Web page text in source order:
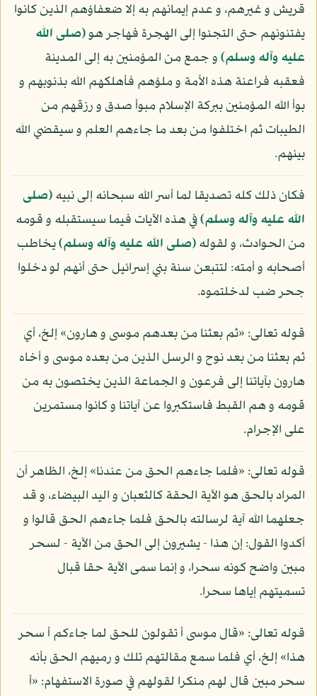
قريش و غيرهم، و عدم إيمانهم به إلا ضعفاؤهم الذين كانوا
يفتنونهم حتى التجئوا إلى الهجرة فهاجر هو(صلى الله
عليه وآله وسلم)و جمع من المؤمنين به إلى المدينة
فعقبه فراعنة هذه الأمة و ملؤهم فأهلكهم الله بذنوبهم و
بوأ الله المؤمنين ببركة الإسلام مبوأ صدق و رزقهم من
الطيبات ثم اختلفوا من بعد ما جاءهم العلم و سيقضي الله
بينهم.
فكان ذلك كله تصديقا لما أسر الله سبحانه إلى نبيه(صلى
الله عليه وآله وسلم)في هذه الآيات فيما سيستقبله و قومه
من الحوادث، و لقوله(صلى الله عليه وآله وسلم)يخاطب
أصحابه و أمته: لتتبعن سنة بني إسرائيل حتى أنهم لو دخلوا
جحر ضب لدخلتموه.
قوله تعالى: «ثم بعثنا من بعدهم موسى و هارون» إلخ، أي
ثم بعثنا من بعد نوح و الرسل الذين من بعده موسى و أخاه
هارون بآياتنا إلى فرعون و الجماعة الذين يختصون به من
قومه و هم القبط فاستكبروا عن آياتنا و كانوا مستمرين
على الإجرام.
قوله تعالى: «فلما جاءهم الحق من عندنا» إلخ، الظاهر أن
المراد بالحق هو الآية الحقة كالثعبان و اليد البيضاء، و قد
جعلهما الله آية لرسالته بالحق فلما جاءهم الحق قالوا و
أكدوا القول: إن هذا - يشيرون إلى الحق من الآية - لسحر
مبين واضح كونه سحرا، و إنما سمى الآية حقا قبال
تسميتهم إياها سحرا.
قوله تعالى: «قال موسى أ تقولون للحق لما جاءكم أ سحر
هذا» إلخ، أي فلما سمع مقالتهم تلك و رميهم الحق بأنه
سحر مبين قال لهم منكرا لقولهم في صورة الاستفهام: «أ